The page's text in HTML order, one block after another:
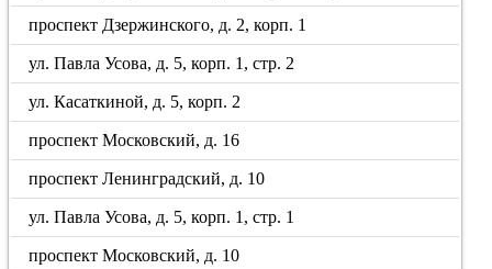
проспект Дзержинского, д. 2, корп. 1
ул. Павла Усова, д. 5, корп. 1, стр. 2
ул. Касаткиной, д. 5, корп. 2
проспект Московский, д. 16
проспект Ленинградский, д. 10
ул. Павла Усова, д. 5, корп. 1, стр. 1
проспект Московский, д. 10